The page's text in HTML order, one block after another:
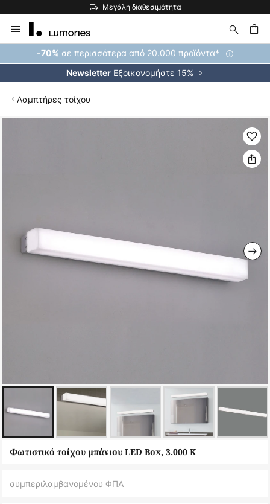
Μεγάλη διαθεσιμότητα
Μετάβαση
στο
περιεχόμενο
-70% σε περισσότερα από 20.000 προϊόντα*
Newsletter Εξοικονομήστε 15%
Λαμπτήρες τοίχου
Μετάβαση
Φωτιστικό τοίχου μπάνιου LED Box, 3.000 K
συμπεριλαμβανομένου ΦΠΑ